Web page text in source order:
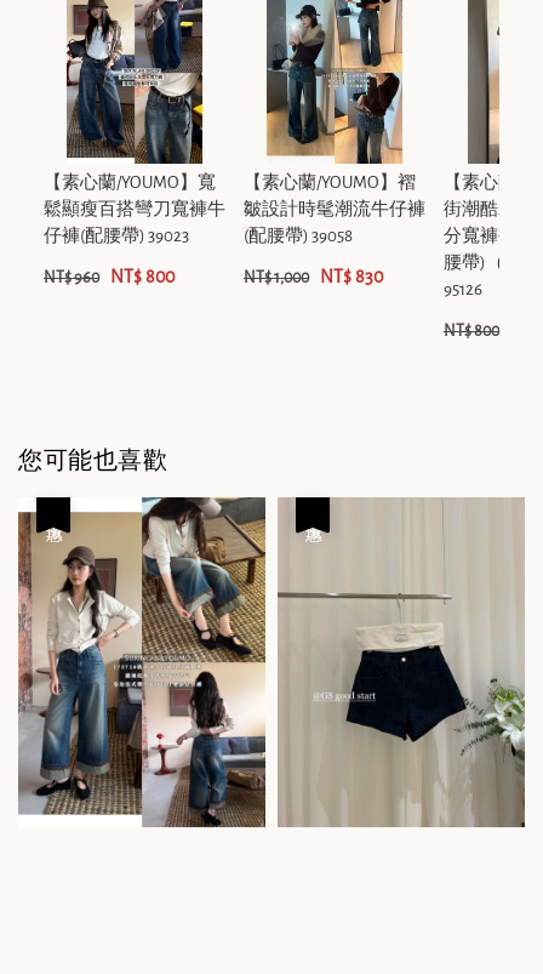
【素心蘭/YOUMO】寬
鬆顯瘦百搭彎刀寬褲牛
仔褲(配腰帶) 39023
NT$ 960 NT$ 800
【素心蘭/YOUMO】褶
皺設計時髦潮流牛仔褲
(配腰帶) 39058
NT$ 1,000 NT$ 830
【素心蘭/
街潮酷水洗
分寬褲褲牛
腰帶)（含
95126
NT$ 800
您可能也喜歡